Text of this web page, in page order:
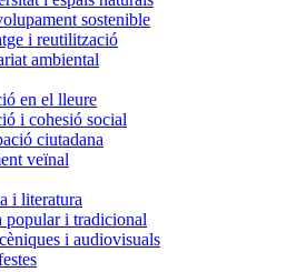
sostenible
i reutilització
ambiental
en el lleure
i cohesió social
ciutadana
veïnal
i literatura
popular i tradicional
i audiovisuals